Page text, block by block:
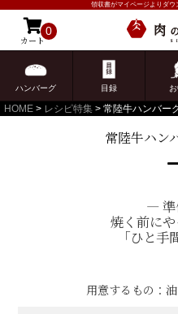
領収書がマイページよりダウ
カート
0
ハンバーグ 目録
ゲスト
常陸牛ハン
HOME レシピ特集 常陸牛ハンバー
―
焼く前に
「ひと手
用意するもの：